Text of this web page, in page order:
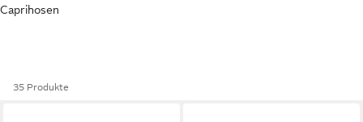
Caprihosen
35 Produkte